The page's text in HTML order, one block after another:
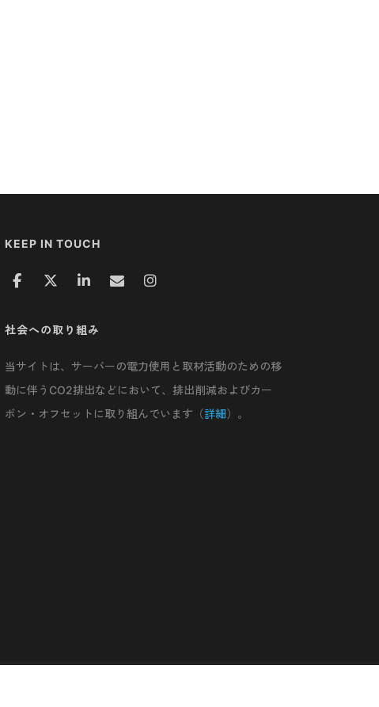
KEEP IN TOUCH
社会への取り組み
当サイトは、サーバーの電力使用と取材活動のための移
動に伴うCO2排出などにおいて、排出削減およびカー
ボン・オフセットに取り組んでいます（詳細）。